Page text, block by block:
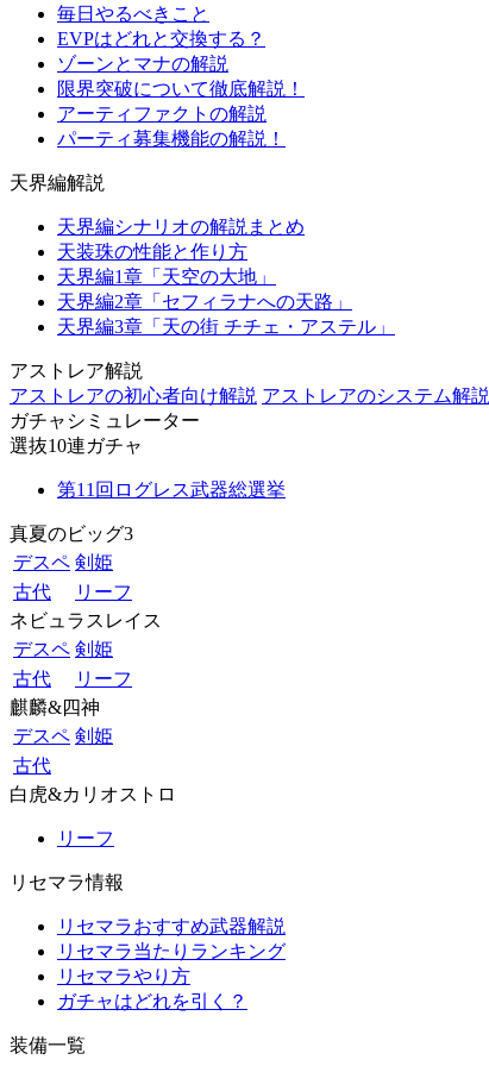
毎日やるべきこと
EVPはどれと交換する？
ゾーンとマナの解説
限界突破について徹底解説！
アーティファクトの解説
パーティ募集機能の解説！
天界編解説
天界編シナリオの解説まとめ
天装珠の性能と作り方
天界編1章「天空の大地」
天界編2章「セフィラナへの天路」
天界編3章「天の街 チチェ・アステル」
アストレア解説
アストレアの初心者向け解説 アストレアのシステム解説
ガチャシミュレーター
選抜10連ガチャ
第11回ログレス武器総選挙
真夏のビッグ3
デスペ 剣姫
古代
リーフ
ネビュラスレイス
デスペ 剣姫
古代
リーフ
麒麟&四神
デスペ 剣姫
古代
白虎&カリオストロ
リーフ
リセマラ情報
リセマラおすすめ武器解説
リセマラ当たりランキング
リセマラやり方
ガチャはどれを引く？
装備一覧